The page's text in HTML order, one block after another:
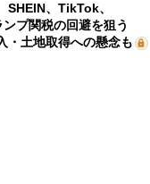
、TikTok、
プ関税の回避を狙う
・土地取得への懸念も